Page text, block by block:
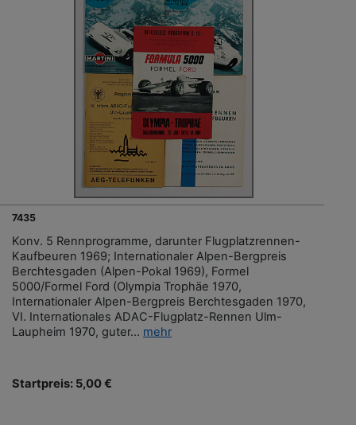
7435
Konv. 5 Rennprogramme, darunter Flugplatzrennen-
Kaufbeuren 1969; Internationaler Alpen-Bergpreis
Berchtesgaden (Alpen-Pokal 1969), Formel
5000/Formel Ford (Olympia Trophäe 1970,
Internationaler Alpen-Bergpreis Berchtesgaden 1970,
VI. Internationales ADAC-Flugplatz-Rennen Ulm-
Laupheim 1970, guter... mehr
Startpreis: 5,00 €